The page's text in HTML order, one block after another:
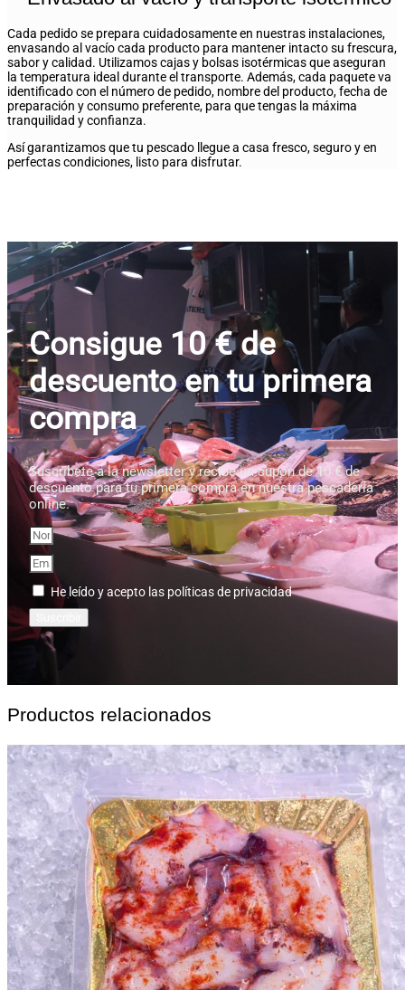
Cada pedido se prepara cuidadosamente en nuestras instalaciones,
envasando al vacío cada producto para mantener intacto su frescura,
sabor y calidad. Utilizamos cajas y bolsas isotérmicas que aseguran
la temperatura ideal durante el transporte. Además, cada paquete va
identificado con el número de pedido, nombre del producto, fecha de
preparación y consumo preferente, para que tengas la máxima
tranquilidad y confianza.
Así garantizamos que tu pescado llegue a casa fresco, seguro y en
perfectas condiciones, listo para disfrutar.
Consigue 10 € de
descuento en tu primera
compra
Suscríbete a la newsletter y recibe un cupón de 10 € de
descuento para tu primera compra en nuestra pescadería
online.
He leído y acepto las políticas de privacidad
Productos relacionados